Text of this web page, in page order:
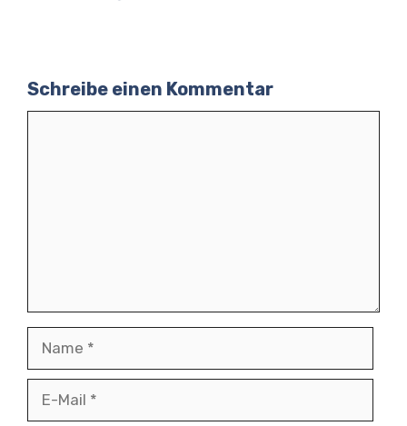
Schreibe einen Kommentar
Mail